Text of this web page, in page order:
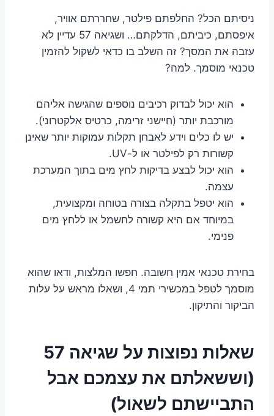
ניסיתם הכל? החלפתם פילטר, שחררתם אוויר,
איפסתם, כיביתם, הדלקתם… ושגיאה 57 עדיין לא
עזבה את המסך? זה השלב בו כדאי לשקול להזמין
טכנאי מוסמך. למה?
הוא יכול לבדוק רכיבים נוספים שהגישה אליהם
מורכבת יותר (חיישני זרימה, כרטיס אלקטרוני).
יש לו כלים וידע לאבחן תקלות עמוקות יותר שאינן
קשורות רק לפילטר או ל-UV.
הוא יכול לבצע בדיקות לחץ מים בתוך המערכת
עצמה.
הוא יטפל בתקלה בצורה בטוחה ומקצועית,
במיוחד אם היא קשורה לחשמל או ללחץ מים
פנימי.
בחירת טכנאי אמין חשובה. חפשו המלצות, ודאו שהוא
מוסמך לטפל במכשירי תמי 4, ושאלו מראש על עלות
הביקור והתיקון.
שאלות נפוצות על שגיאה 57
(וששאלתם את עצמכם אבל
התביישתם לשאול)